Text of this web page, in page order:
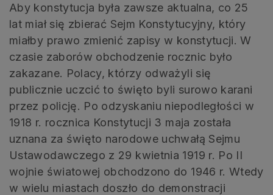
Aby konstytucja była zawsze aktualna, co 25
lat miał się zbierać Sejm Konstytucyjny, który
miałby prawo zmienić zapisy w konstytucji. W
czasie zaborów obchodzenie rocznic było
zakazane. Polacy, którzy odważyli się
publicznie uczcić to święto byli surowo karani
przez policję. Po odzyskaniu niepodległości w
1918 r. rocznica Konstytucji 3 maja została
uznana za święto narodowe uchwałą Sejmu
Ustawodawczego z 29 kwietnia 1919 r. Po II
wojnie światowej obchodzono do 1946 r. Wtedy
w wielu miastach doszło do demonstracji